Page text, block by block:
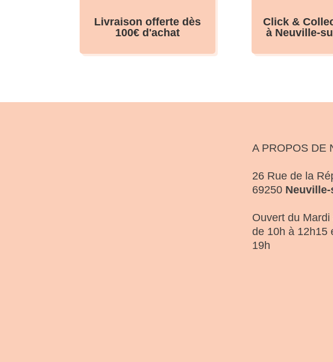
Livraison offerte dès
100€ d'achat
Click &
à Neuville-
A PROPOS DE
26 Rue de la
69250
Ouvert du
de 10h à 12h15
19h